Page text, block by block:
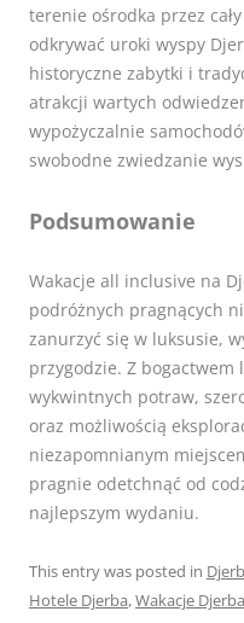
terenie ośrodka przez
odkrywać uroki wyspy
historyczne zabytki i
atrakcji wartych
wypożyczalnie
swobodne zwiedzanie
Podsumowanie
Wakacje all inclusive na
podróżnych pragnących
zanurzyć się w luksusie,
przygodzie. Z bogactwem
wykwintnych potraw,
oraz możliwością
niezapomnianym
pragnie odetchnąć od
najlepszym wydaniu.
This entry was posted in
Hotele Djerba,Wakacje Djerba